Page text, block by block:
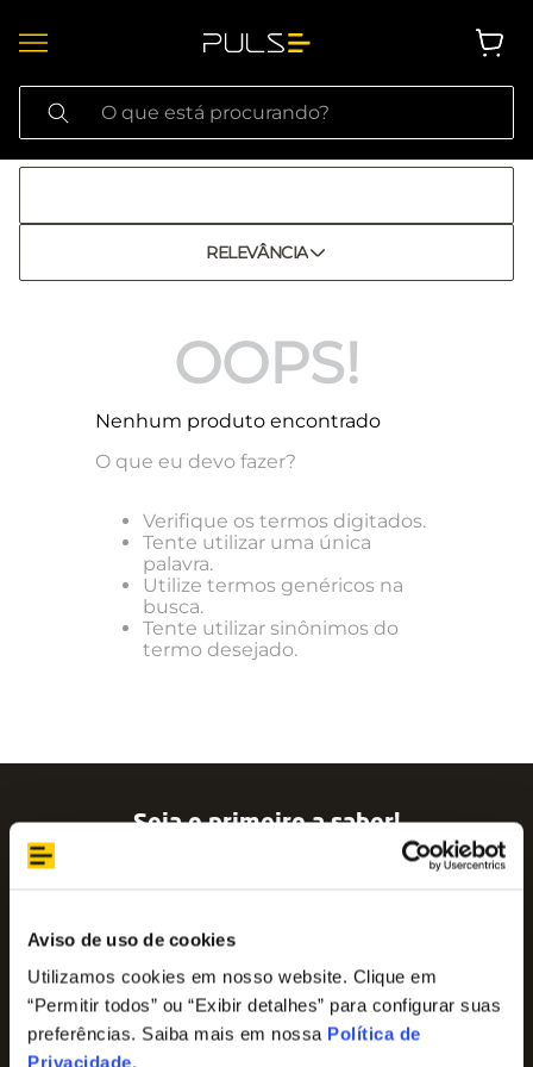
Aviso de uso de cookies
Utilizamos cookies em nosso website. Clique em
“Permitir todos” ou “Exibir detalhes” para configurar suas
preferências. Saiba mais em nossa Política de
Privacidade.
O que está procurando?
RELEVÂNCIA
OOPS!
Nenhum produto encontrado
O que eu devo fazer?
Verifique os termos digitados.
Tente utilizar uma única
palavra.
Utilize termos genéricos na
busca.
Tente utilizar sinônimos do
termo desejado.
Seja o primeiro a saber!
Assine nossa newsletter para ficar por dentro
das últimas tendências e aproveite promoções
Nome
E-mail